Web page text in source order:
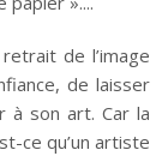
de l’image
de laisser
à son art. Car la
ce qu’un artiste